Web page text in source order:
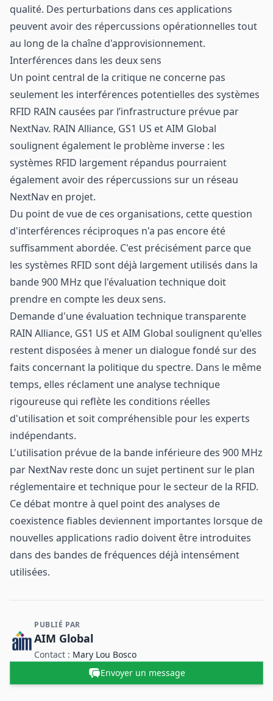
qualité. Des perturbations dans ces applications
peuvent avoir des répercussions opérationnelles tout
au long de la chaîne d'approvisionnement.
Interférences dans les deux sens
Un point central de la critique ne concerne pas
seulement les interférences potentielles des systèmes
RFID RAIN causées par l’infrastructure prévue par
NextNav. RAIN Alliance, GS1 US et AIM Global
soulignent également le problème inverse : les
systèmes RFID largement répandus pourraient
également avoir des répercussions sur un réseau
NextNav en projet.
Du point de vue de ces organisations, cette question
d'interférences réciproques n'a pas encore été
suffisamment abordée. C'est précisément parce que
les systèmes RFID sont déjà largement utilisés dans la
bande 900 MHz que l'évaluation technique doit
prendre en compte les deux sens.
Demande d'une évaluation technique transparente
RAIN Alliance, GS1 US et AIM Global soulignent qu'elles
restent disposées à mener un dialogue fondé sur des
faits concernant la politique du spectre. Dans le même
temps, elles réclament une analyse technique
rigoureuse qui reflète les conditions réelles
d'utilisation et soit compréhensible pour les experts
indépendants.
L'utilisation prévue de la bande inférieure des 900 MHz
par NextNav reste donc un sujet pertinent sur le plan
réglementaire et technique pour le secteur de la RFID.
Ce débat montre à quel point des analyses de
coexistence fiables deviennent importantes lorsque de
nouvelles applications radio doivent être introduites
dans des bandes de fréquences déjà intensément
utilisées.
Contact et informations sur l'entreprise
PUBLIÉ PAR
AIM Global
Contact : Mary Lou Bosco
Envoyer un message